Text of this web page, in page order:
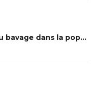
Prise en charge du bavage dans la population pédiatrique en situation de handicap (AFOP)